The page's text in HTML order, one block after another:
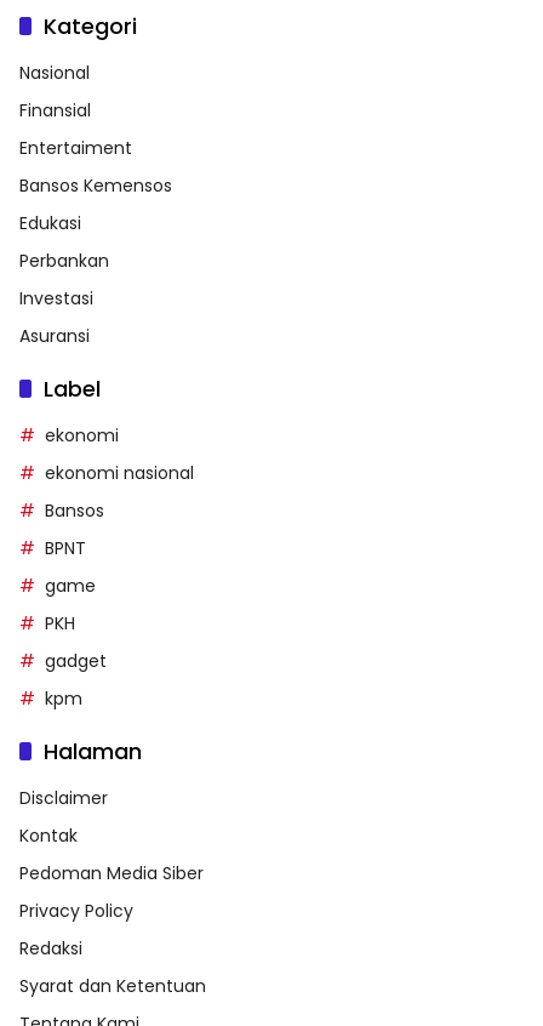
Kategori
Nasional
Finansial
Entertaiment
Bansos Kemensos
Edukasi
Perbankan
Investasi
Asuransi
Label
ekonomi
ekonomi nasional
Bansos
BPNT
game
PKH
gadget
kpm
Halaman
Disclaimer
Kontak
Pedoman Media Siber
Privacy Policy
Redaksi
Syarat dan Ketentuan